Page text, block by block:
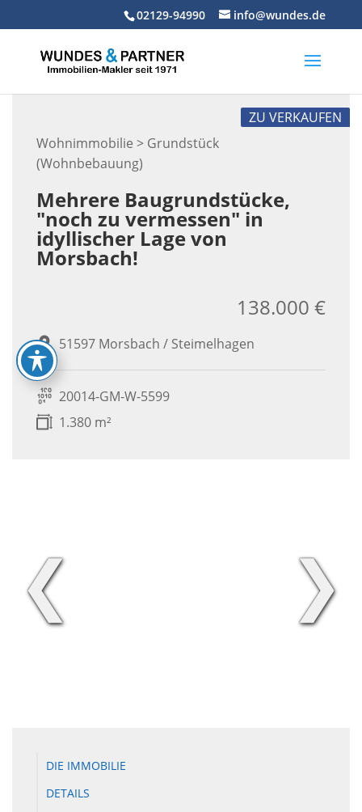
02129-94990 info@wundes.de
Wohnimmobilie > Grundstück
(Wohnbebauung)
ZU VERKAUFEN
Mehrere Baugrundstücke,
"noch zu vermessen" in
idyllischer Lage von
Morsbach!
51597 Morsbach / Steimelhagen
138.000 €
20014-GM-W-5599
1.380 m²
❮ ❯
DIE IMMOBILIE
DETAILS